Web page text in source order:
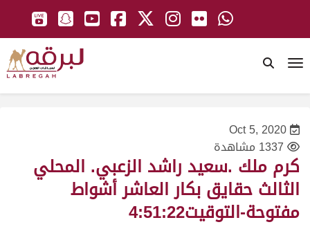
Oct 5, 2020
1337 مشاهدة
كرم ملك .سعيد راشد الزعبي. المحلي
الثالث حقايق بكار العاشر أشواط
مفتوحة-التوقيت4:51:22